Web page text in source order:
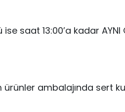
saat 13:00’a kadar
ambalajında sert